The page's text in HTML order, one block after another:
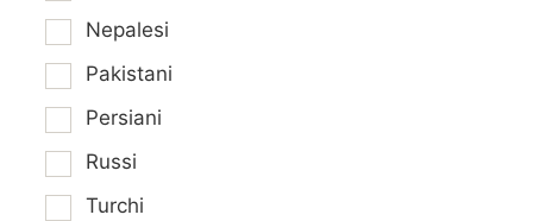
Nepalesi
Pakistani
Persiani
Russi
Turchi